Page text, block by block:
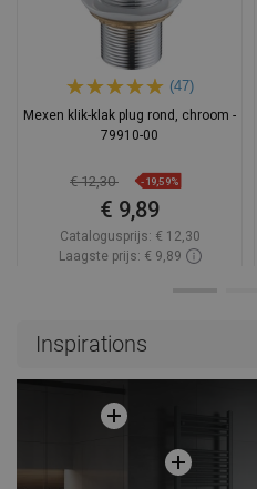
(47)
Mexen klik-klak plug rond, chroom -
79910-00
€ 12,30 -19,59%
€ 9,89
Catalogusprijs: € 12,30
Laagste prijs: € 9,89
Inspirations